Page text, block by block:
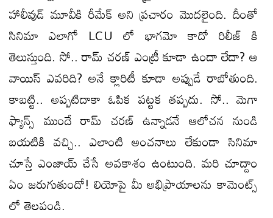
హాలీవుడ్ మూవీకి రీమేక్ అని ప్రచారం మొదలైంది. దీంతో
సినిమా ఎలాగో LCU లో భాగమో కాదో రిలీజ్ కి
తెలుస్తుంది. సో.. రామ్ చరణ్ ఎంట్రీ కూడా ఉందా లేదా? ఆ
వాయిస్ ఎవరిది? అనే క్లారిటీ కూడా అప్పుడే రాబోతుంది.
కాబట్టి.. అప్పటిదాకా ఓపిక పట్టక తప్పదు. సో.. మెగా
ఫ్యాన్స్ ముందే రామ్ చరణ్ ఉన్నాడనే ఆలోచన నుండి
బయటికి వచ్చి.. ఎలాంటి అంచనాలు లేకుండా సినిమా
చూస్తే ఎంజాయ్ చేసే అవకాశం ఉంటుంది. మరి చూద్దాం
ఏం జరుగుతుందో! లియోపై మీ అభిప్రాయాలను కామెంట్స్
లో తెలపండి.